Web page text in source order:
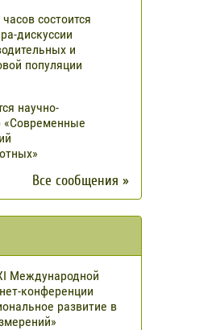
состоится
дискуссии
и
популяции
научно-
«Современные
Все сообщения »
Международной
конференции
развитие в